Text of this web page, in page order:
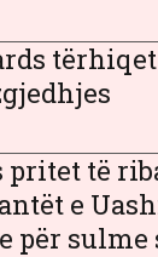
pritet të
e
për sulme